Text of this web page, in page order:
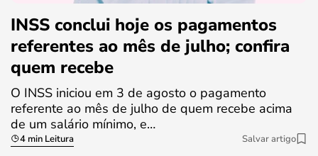
INSS conclui hoje os pagamentos
referentes ao mês de julho; confira
quem recebe
O INSS iniciou em 3 de agosto o pagamento
referente ao mês de julho de quem recebe acima
de um salário mínimo, e…
4 min Leitura Salvar artigo